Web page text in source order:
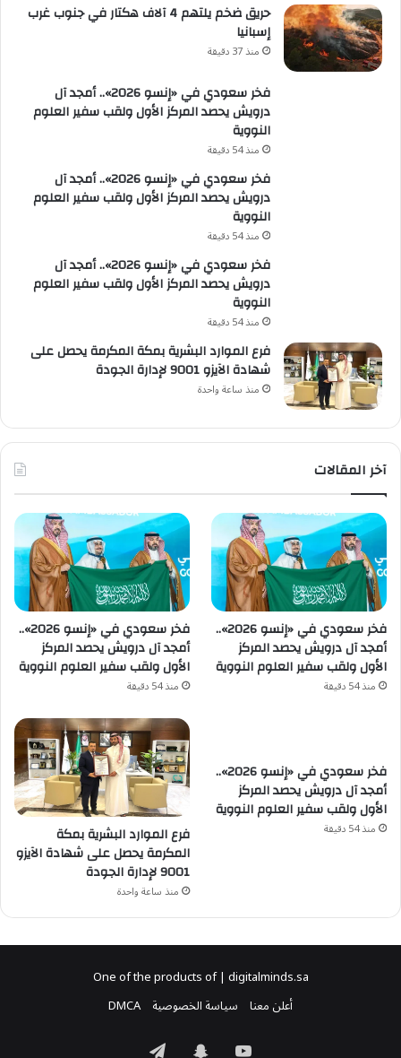
حريق ضخم يلتهم 4 آلاف هكتار في جنوب غرب
إسبانيا
منذ 37 دقيقة
فخر سعودي في «إنسو 2026».. أمجد آل
درويش يحصد المركز الأول ولقب سفير العلوم
النووية
منذ 54 دقيقة
فخر سعودي في «إنسو 2026».. أمجد آل
درويش يحصد المركز الأول ولقب سفير العلوم
النووية
منذ 54 دقيقة
فخر سعودي في «إنسو 2026».. أمجد آل
درويش يحصد المركز الأول ولقب سفير العلوم
النووية
منذ 54 دقيقة
فرع الموارد البشرية بمكة المكرمة يحصل على
شهادة الآيزو 9001 لإدارة الجودة
منذ ساعة واحدة
آخر المقالات
فخر سعودي في «إنسو 2026»..
أمجد آل درويش يحصد المركز
الأول ولقب سفير العلوم النووية
منذ 54 دقيقة
فخر سعودي في «إنسو 2026»..
أمجد آل درويش يحصد المركز
الأول ولقب سفير العلوم النووية
منذ 54 دقيقة
فخر سعودي في «إنسو 2026»..
أمجد آل درويش يحصد المركز
الأول ولقب سفير العلوم النووية
منذ 54 دقيقة
فرع الموارد البشرية بمكة
المكرمة يحصل على شهادة الآيزو
9001 لإدارة الجودة
منذ ساعة واحدة
One of the products of | digitalminds.sa
أعلن معنا سياسة الخصوصية DMCA
‫YouTubeسنابتيلقرام